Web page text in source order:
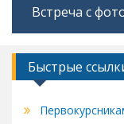
Встреча с
Быстрые